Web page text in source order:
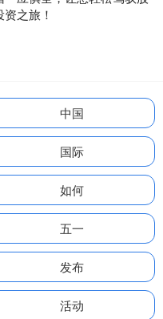
之旅！
中国
国际
如何
五一
发布
活动